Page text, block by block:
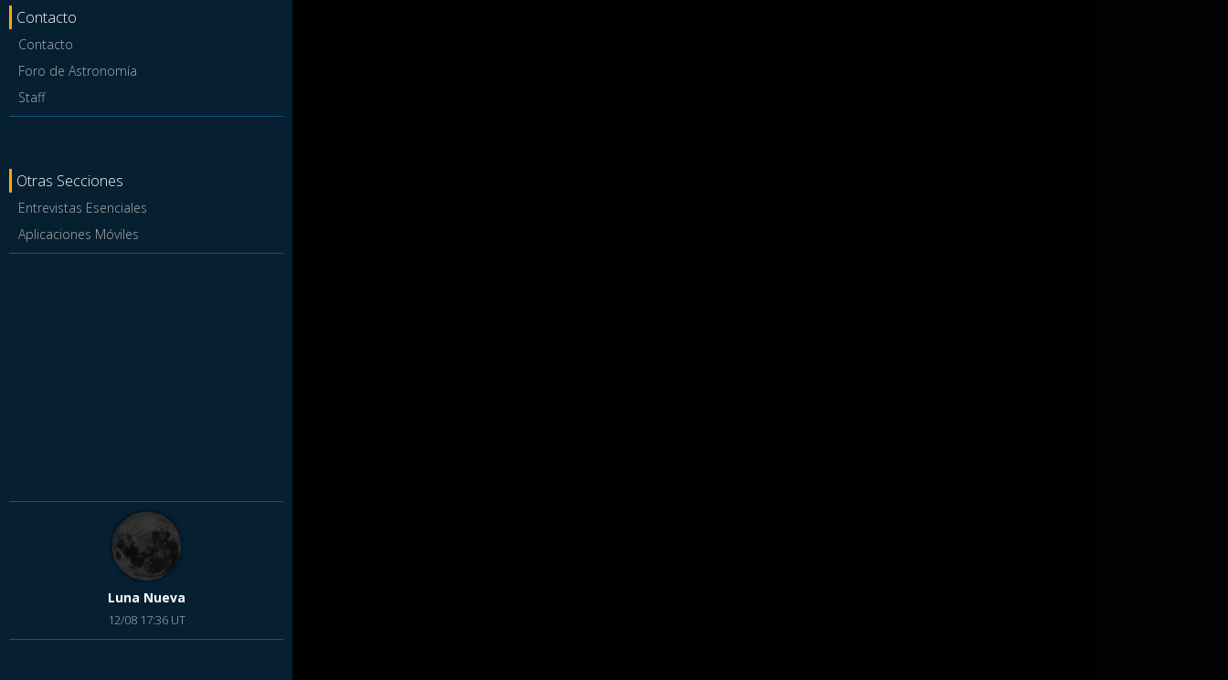
Contacto
Contacto
Foro de Astronomía
Staff
Otras Secciones
Entrevistas Esenciales
Aplicaciones Móviles
Luna Nueva
12/08 17:36 UT